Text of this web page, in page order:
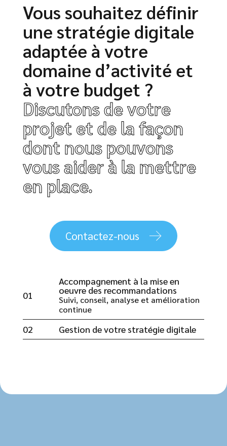
Vous souhaitez définir
une stratégie digitale
adaptée à votre
domaine d’activité et
à votre budget ?
Discutons de votre
projet et de la façon
dont nous pouvons
vous aider à la mettre
en place.
Contactez-nous
01
Accompagnement à la mise en
oeuvre des recommandations
Suivi, conseil, analyse et amélioration
continue
02 Gestion de votre stratégie digitale